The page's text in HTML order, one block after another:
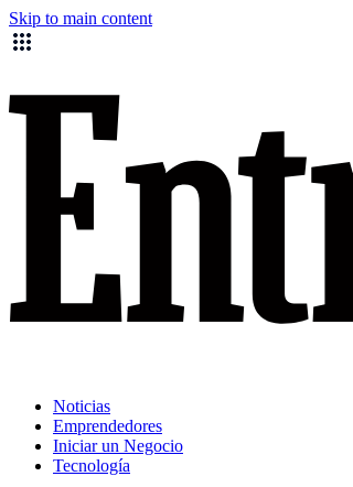
Skip to main content
Noticias
Emprendedores
Iniciar un Negocio
Tecnología